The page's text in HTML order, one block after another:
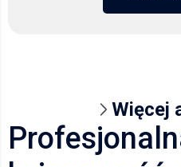
Więcej